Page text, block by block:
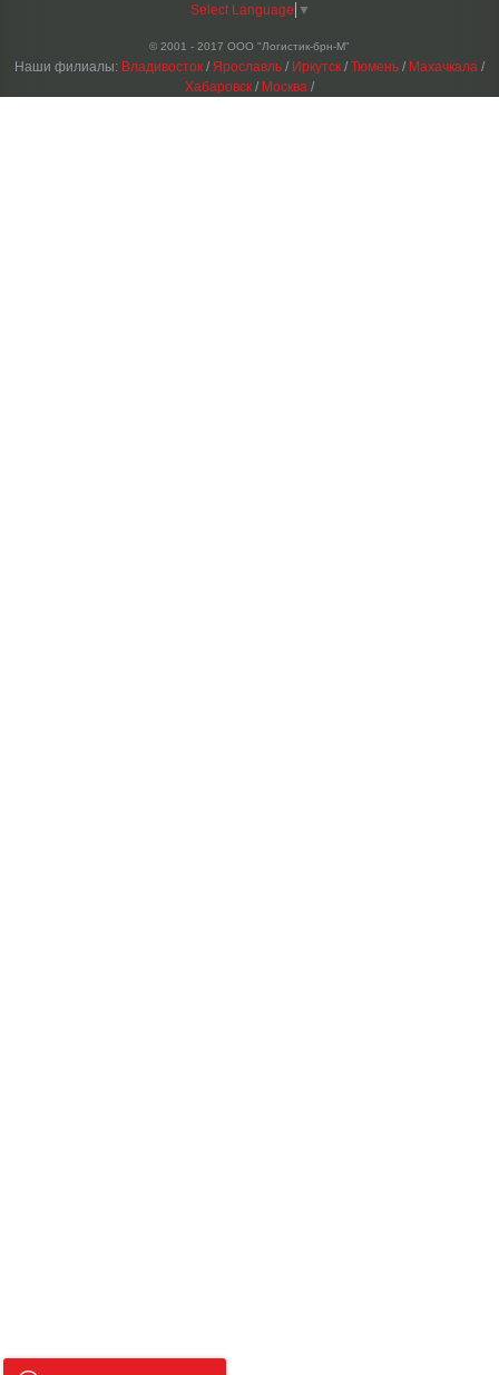
Select Language ▼
© 2001 - 2017 ООО "Логистик-брн-М"
Наши филиалы: Владивосток / Ярославль / Иркутск / Тюмень / Махачкала /
Хабаровск / Москва /